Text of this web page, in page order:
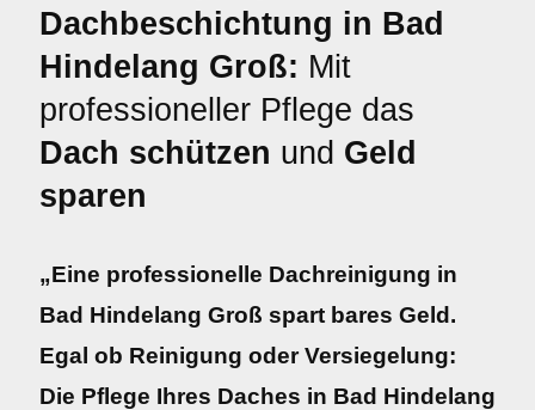
Dachbeschichtung in Bad
Hindelang Groß: Mit
professioneller Pflege das
Dach schützen und Geld
sparen
„Eine professionelle Dachreinigung in
Bad Hindelang Groß spart bares Geld.
Egal ob Reinigung oder Versiegelung:
Die Pflege Ihres Daches in Bad Hindelang